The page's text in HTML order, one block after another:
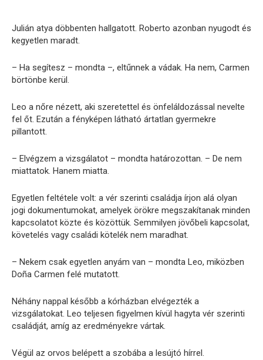
Julián atya döbbenten hallgatott. Roberto azonban nyugodt és
kegyetlen maradt.
– Ha segítesz – mondta –, eltűnnek a vádak. Ha nem, Carmen
börtönbe kerül.
Leo a nőre nézett, aki szeretettel és önfeláldozással nevelte
fel őt. Ezután a fényképen látható ártatlan gyermekre
pillantott.
– Elvégzem a vizsgálatot – mondta határozottan. – De nem
miattatok. Hanem miatta.
Egyetlen feltétele volt: a vér szerinti családja írjon alá olyan
jogi dokumentumokat, amelyek örökre megszakítanak minden
kapcsolatot közte és közöttük. Semmilyen jövőbeli kapcsolat,
követelés vagy családi kötelék nem maradhat.
– Nekem csak egyetlen anyám van – mondta Leo, miközben
Doña Carmen felé mutatott.
Néhány nappal később a kórházban elvégezték a
vizsgálatokat. Leo teljesen figyelmen kívül hagyta vér szerinti
családját, amíg az eredményekre vártak.
Végül az orvos belépett a szobába a lesújtó hírrel.